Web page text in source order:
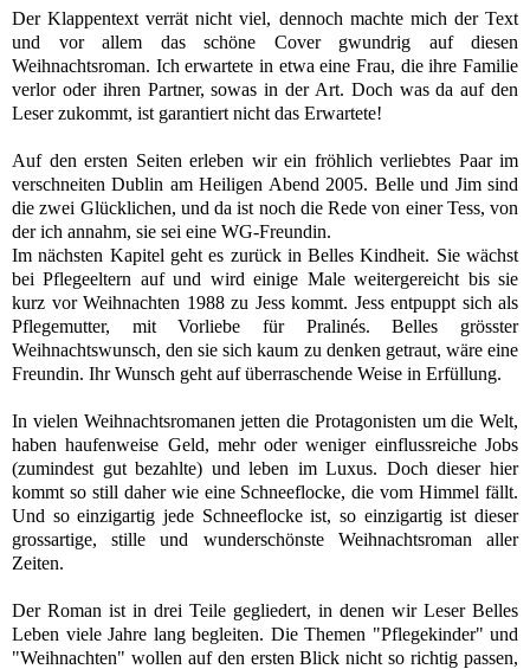
Der Klappentext verrät nicht viel, dennoch machte mich der Text
und vor allem das schöne Cover gwundrig auf diesen
Weihnachtsroman. Ich erwartete in etwa eine Frau, die ihre Familie
verlor oder ihren Partner, sowas in der Art. Doch was da auf den
Leser zukommt, ist garantiert nicht das Erwartete!
Auf den ersten Seiten erleben wir ein fröhlich verliebtes Paar im
verschneiten Dublin am Heiligen Abend 2005. Belle und Jim sind
die zwei Glücklichen, und da ist noch die Rede von einer Tess, von
der ich annahm, sie sei eine WG-Freundin.
Im nächsten Kapitel geht es zurück in Belles Kindheit. Sie wächst
bei Pflegeeltern auf und wird einige Male weitergereicht bis sie
kurz vor Weihnachten 1988 zu Jess kommt. Jess entpuppt sich als
Pflegemutter, mit Vorliebe für Pralinés. Belles grösster
Weihnachtswunsch, den sie sich kaum zu denken getraut, wäre eine
Freundin. IhrWunsch geht auf überraschende Weise in Erfüllung.
In vielen Weihnachtsromanen jetten die Protagonisten um die Welt,
haben haufenweise Geld, mehr oder weniger einflussreiche Jobs
(zumindest gut bezahlte) und leben im Luxus. Doch dieser hier
kommt so still daher wie eine Schneeflocke, die vom Himmel fällt.
Und so einzigartig jede Schneeflocke ist, so einzigartig ist dieser
grossartige, stille und wunderschönste Weihnachtsroman aller
Zeiten.
Der Roman ist in drei Teile gegliedert, in denen wir Leser Belles
Leben viele Jahre lang begleiten. Die Themen "Pflegekinder" und
"Weihnachten" wollen auf den ersten Blick nicht so richtig passen,